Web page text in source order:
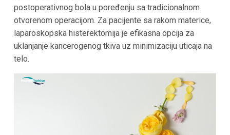
postoperativnog bola u poređenju sa tradicionalnom
otvorenom operacijom. Za pacijente sa rakom materice,
laparoskopska histerektomija je efikasna opcija za
uklanjanje kancerogenog tkiva uz minimizaciju uticaja na
telo.